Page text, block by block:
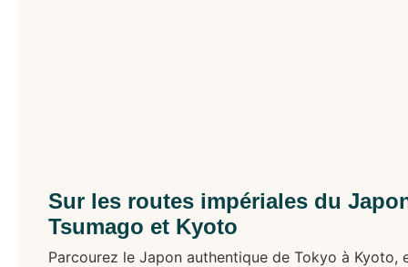
Sur les routes impériales du
Tsumago et Kyoto
Parcourez le Japon authentique de Tokyo à